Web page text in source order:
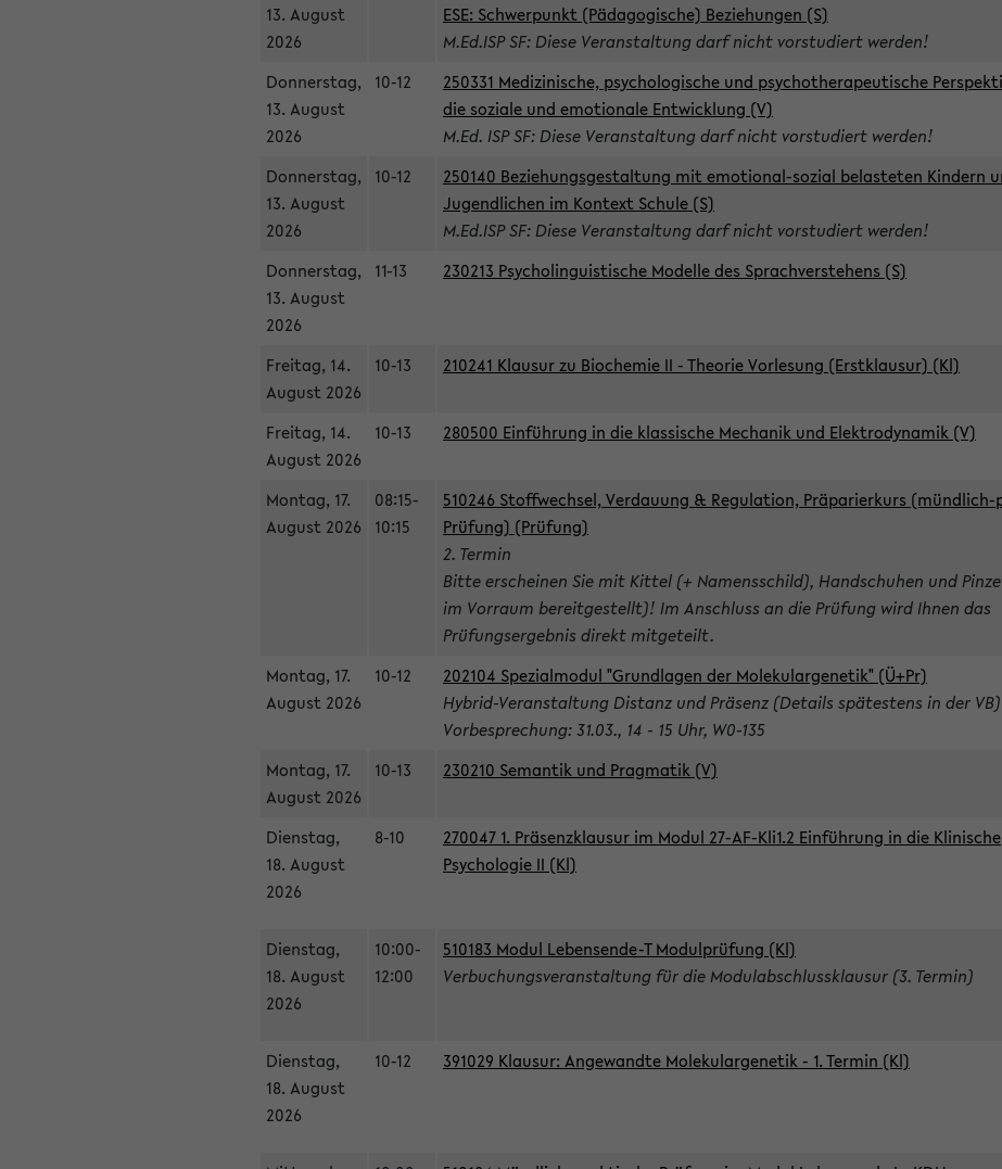
13. August
2026
ESE: Schwerpunkt (Pädagogische) Beziehungen (S)
M.Ed.ISP SF: Diese Veranstaltung darf nicht vorstudiert werden!
Donnerstag,
13. August
2026
10-12
250331 Medizinische, psychologische und psychotherapeutische
die soziale und emotionale Entwicklung (V)
M.Ed. ISP SF: Diese Veranstaltung darf nicht vorstudiert werden!
Donnerstag,
13. August
2026
10-12
250140 Beziehungsgestaltung mit emotional-sozial belasteten Kindern
Jugendlichen im Kontext Schule (S)
M.Ed.ISP SF: Diese Veranstaltung darf nicht vorstudiert werden!
Donnerstag,
13. August
2026
11-13 230213 Psycholinguistische Modelle des Sprachverstehens (S)
Freitag, 14.
August 2026
10-13 210241 Klausur zu Biochemie II - Theorie Vorlesung (Erstklausur) (Kl)
Freitag, 14.
August 2026
10-13 280500 Einführung in die klassische Mechanik und Elektrodynamik (V)
Montag, 17.
August 2026
08:15-
10:15
510246 Stoffwechsel, Verdauung & Regulation, Präparierkurs
Prüfung) (Prüfung)
2. Termin
Bitte erscheinen Sie mit Kittel (+ Namensschild), Handschuhen und
im Vorraum bereitgestellt)! Im Anschluss an die Prüfung wird Ihnen das
Prüfungsergebnis direkt mitgeteilt.
Montag, 17.
August 2026
10-12
202104 Spezialmodul "Grundlagen der Molekulargenetik" (Ü+Pr)
Hybrid-Veranstaltung Distanz und Präsenz (Details spätestens in der VB)
Vorbesprechung: 31.03., 14 - 15 Uhr, W0-135
Montag, 17.
August 2026
10-13 230210 Semantik und Pragmatik (V)
Dienstag,
18. August
2026
8-10
270047 1. Präsenzklausur im Modul 27-AF-Kli1.2 Einführung in die Klinische
Psychologie II (Kl)
Dienstag,
18. August
2026
10:00-
12:00
510183 Modul Lebensende-T Modulprüfung (Kl)
Verbuchungsveranstaltung für die Modulabschlussklausur (3. Termin)
Dienstag,
18. August
2026
10-12 391029 Klausur: Angewandte Molekulargenetik - 1. Termin (Kl)